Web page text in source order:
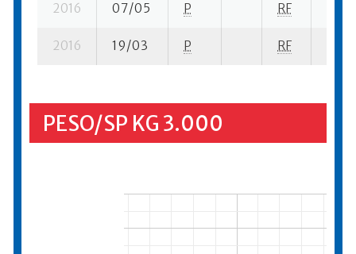
2016 07/05 P RF
2016 19/03 P RF
PESO/SP KG 3.000